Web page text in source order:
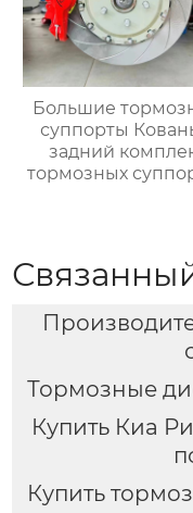
Большие
суппорты
задний
тормозных
subaru ford
Тормозные
Купить Киа
Купить